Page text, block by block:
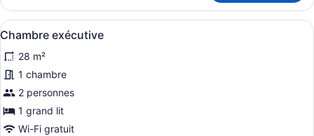
Chambre
Junior
Afficher
toutes
les
photos
pour
ce
type
Un lit bien fait, recouvert d’une
7
Chambre exécutive
28 m²
1 chambre
2 personnes
1 grand lit
Wi-Fi gratuit